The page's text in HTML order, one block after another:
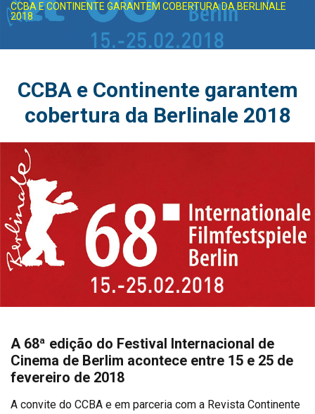
CCBA E CONTINENTE GARANTEM COBERTURA DA BERLINALE
2018
CCBA e Continente garantem
cobertura da Berlinale 2018
A 68ª edição do Festival Internacional de
Cinema de Berlim acontece entre 15 e 25 de
fevereiro de 2018
A convite do CCBA e em parceria com a Revista Continente